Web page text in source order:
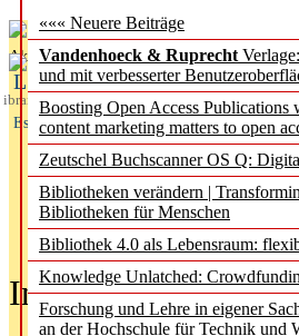
««« Neuere Beiträge
Vandenhoeck & Ruprecht
und mit verbesserter
Boosting Open Access
content marketing matters to open
Zeutschel Buchscanner OS Q:
Bibliotheken verändern |
Bibliotheken für Menschen
Bibliothek 4.0 als Lebensraum:
Knowledge Unlatched:
Forschung und Lehre in eigener
an der Hochschule für Technik und
Aktuelles aus
L
ibrary
Essentials
In der Ausgabe05/